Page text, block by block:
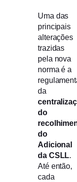
Uma das
principais
alterações
trazidas
pela nova
norma é a
da
do
do
Adicional
da CSLL.
Até então,
cada